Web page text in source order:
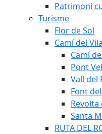
Patrimoni
Turisme
Flor de Sol
Camí del
Camí
Pont
Vall del
Font
Santa
RUTA DEL